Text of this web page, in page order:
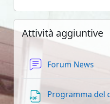
Blocchi
Salta Attività aggiuntive
Attività aggiuntive
Forum News
Programma del